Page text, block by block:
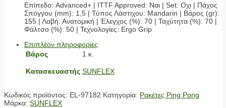
Επίπεδο: Advanced+ | ITTF Approved: Ναι | Set: Οχι | Πάχος
Σπόγγου (mm): 1,5 | Τύπος Λάστιχου: Mandarin | Βάρος (gr):
155 | Λαβή: Ανατομική | Έλεγχος (%): 70 | Ταχύτητα (%): 70 |
Φάλτσo (%): 50 | Τεχνολογίες: Ergo Grip
Επιπλέον πληροφορίες
Βάρος
1 κ.
Κατασκευαστής SUNFLEX
Κωδικός προϊόντος: EL-97182 Κατηγορία: Ρακέτες Ping Pong
Μάρκα: SUNFLEX